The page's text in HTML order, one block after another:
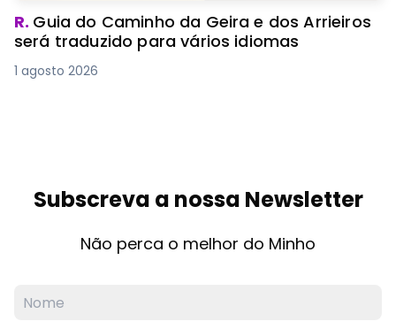
R. Guia do Caminho da Geira e dos Arrieiros
será traduzido para vários idiomas
1 agosto 2026
Subscreva a nossa Newsletter
Não perca o melhor do Minho